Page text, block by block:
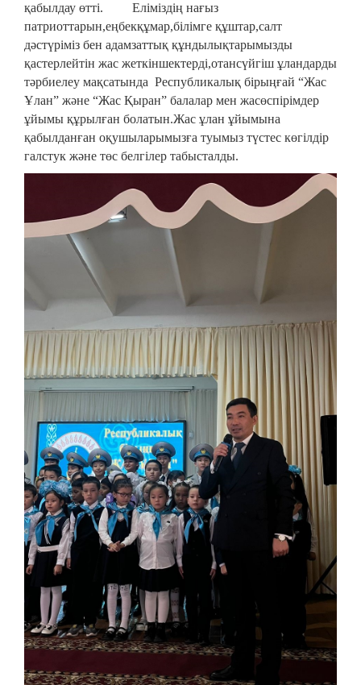
қабылдау өтті. Еліміздің нағыз
патриоттарын,еңбекқұмар,білімге құштар,салт
дәстүріміз бен адамзаттық құндылықтарымызды
қастерлейтін жас жеткіншектерді,отансүйгіш ұландарды
тәрбиелеу мақсатында Республикалық бірыңғай “Жас
Ұлан” және “Жас Қыран” балалар мен жасөспірімдер
ұйымы құрылған болатын.Жас ұлан ұйымына
қабылданған оқушыларымызға туымыз түстес көгілдір
галстук және төс белгілер табысталды.